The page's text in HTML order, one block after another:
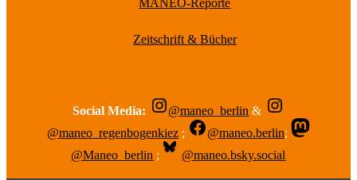
MANEO-Reporte
Zeitschrift & Bücher
Social Media: @maneo_berlin &
@maneo_regenbogenkiez ; @maneo.berlin;
@Maneo_berlin ; @maneo.bsky.social